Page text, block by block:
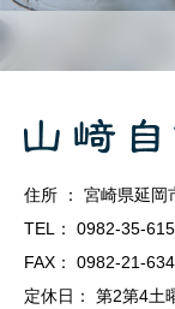
住所 ： 宮崎県延岡
TEL： 0982-35-
FAX： 0982-21-
定休日： 第2第4土